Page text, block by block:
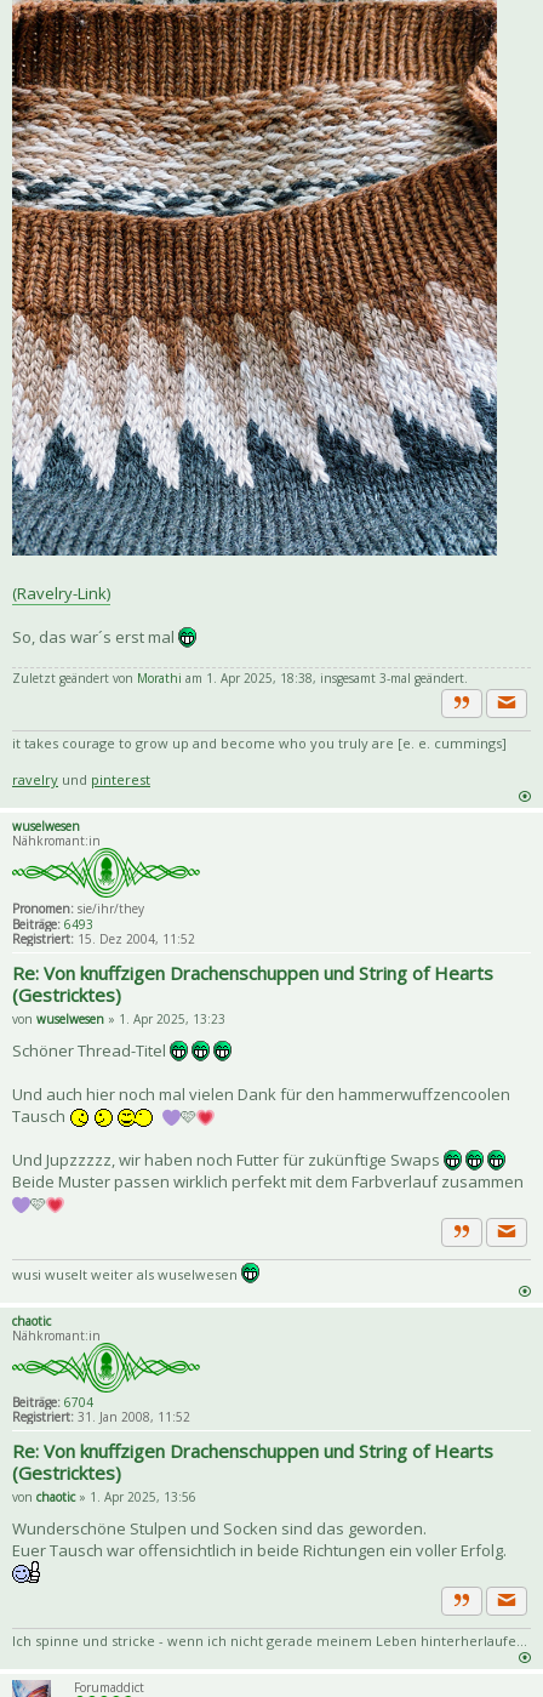
(Ravelry-Link)
So, das war´s erst mal
Zuletzt geändert von Morathi am 1. Apr 2025, 18:38, insgesamt 3-mal geändert.
Zitat
it takes courage to grow up and become who you truly are [e. e. cummings]
ravelry und pinterest
wuselwesen
Nähkromant:in
Pronomen: sie/ihr/they
Beiträge: 6493
Registriert: 15. Dez 2004, 11:52
Re: Von knuffzigen Drachenschuppen und String of Hearts
(Gestricktes)
von wuselwesen » 1. Apr 2025, 13:23
Schöner Thread-Titel
Und auch hier noch mal vielen Dank für den hammerwuffzencoolen
Tausch
🩷
Und Jupzzzzz, wir haben noch Futter für zukünftige Swaps
Beide Muster passen wirklich perfekt mit dem Farbverlauf zusammen
🩷
Zitat
wusi wuselt weiter als wuselwesen
chaotic
Nähkromant:in
Beiträge: 6704
Registriert: 31. Jan 2008, 11:52
Re: Von knuffzigen Drachenschuppen und String of Hearts
(Gestricktes)
von chaotic» 1. Apr 2025, 13:56
Wunderschöne Stulpen und Socken sind das geworden.
Euer Tausch war offensichtlich in beide Richtungen ein voller Erfolg.
Zitat
Ich spinne und stricke - wenn ich nicht gerade meinem Leben hinterherlaufe...
Forumaddict